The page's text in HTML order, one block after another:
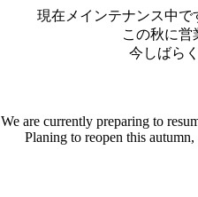
現在メインテナンス中
この秋に営
今しばら
We are currently preparing to
Planing to reopen this